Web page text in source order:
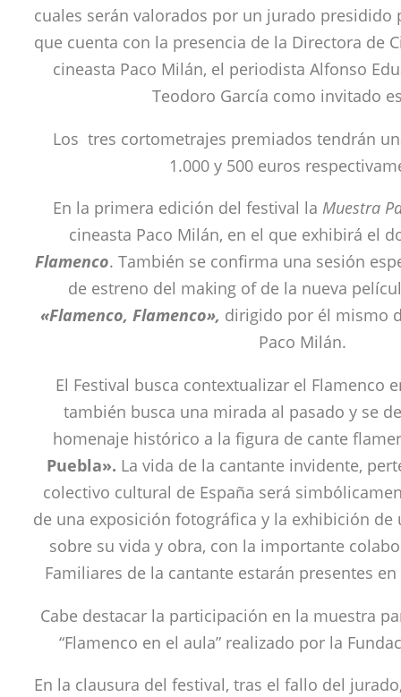
cuales serán valorados por un jurado presidido
que cuenta con la presencia de la Directora de
cineasta Paco Milán, el periodista Alfonso
Teodoro García como invitado
Los tres cortometrajes premiados tendrán
1.000 y 500 euros
En la primera edición del festival la Muestra
cineasta Paco Milán, en el que exhibirá el
Flamenco. También se confirma una sesión
de estreno del making of de la nueva
«Flamenco, Flamenco», dirigido por él mismo
Paco Milán.
El Festival busca contextualizar el Flamenco
también busca una mirada al pasado y se
homenaje histórico a la figura de cante
Puebla». La vida de la cantante invidente,
colectivo cultural de España será
de una exposición fotográfica y la exhibición
sobre su vida y obra, con la importante
Familiares de la cantante estarán presentes
Cabe destacar la participación en la muestra
“Flamenco en el aula” realizado por la
En la clausura del festival, tras el fallo del